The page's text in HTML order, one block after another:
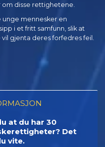
disse rettighetene.
unge mennesker en
i et fritt samfunn, slik at
gjenta deres forfedres feil.
at du har 30
Det
vite.